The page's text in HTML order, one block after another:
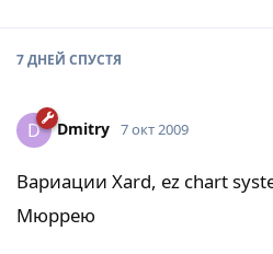
7 ДНЕЙ СПУСТЯ
D Dmitry 7 окт 2009
Вариации Xard, ez chart
Мюррею